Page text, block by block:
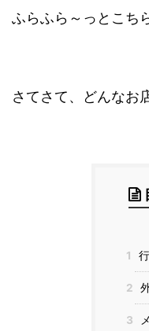
ふらふら～っとこち
さてさて、どんなお
1
2
3